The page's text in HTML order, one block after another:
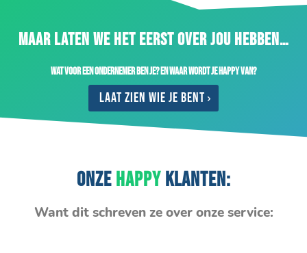
MAAR LATEN WE HET EERST OVER JOU HEBBEN…
Wat voor een ondernemer ben je? En waar wordt je happy van?
Laat zien wie je bent
ONZEHAPPYKLANTEN:
Want dit schreven ze over onze service: